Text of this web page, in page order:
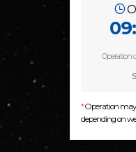
Operation
*Operation may
depending on